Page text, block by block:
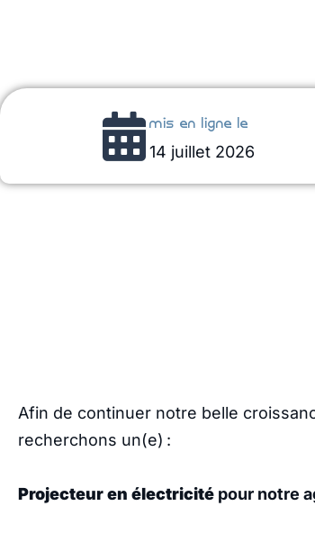
mis en ligne le
14 juillet 2026
Afin de continuer notre belle
recherchons un(e) :
Projecteur en électricité pour notre